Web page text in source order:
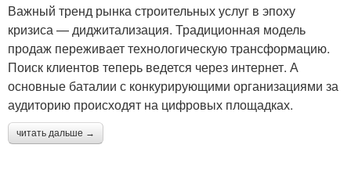
Важный тренд рынка строительных услуг в эпоху
кризиса — диджитализация. Традиционная модель
продаж переживает технологическую трансформацию.
Поиск клиентов теперь ведется через интернет. А
основные баталии с конкурирующими организациями за
аудиторию происходят на цифровых площадках.
читать дальше →